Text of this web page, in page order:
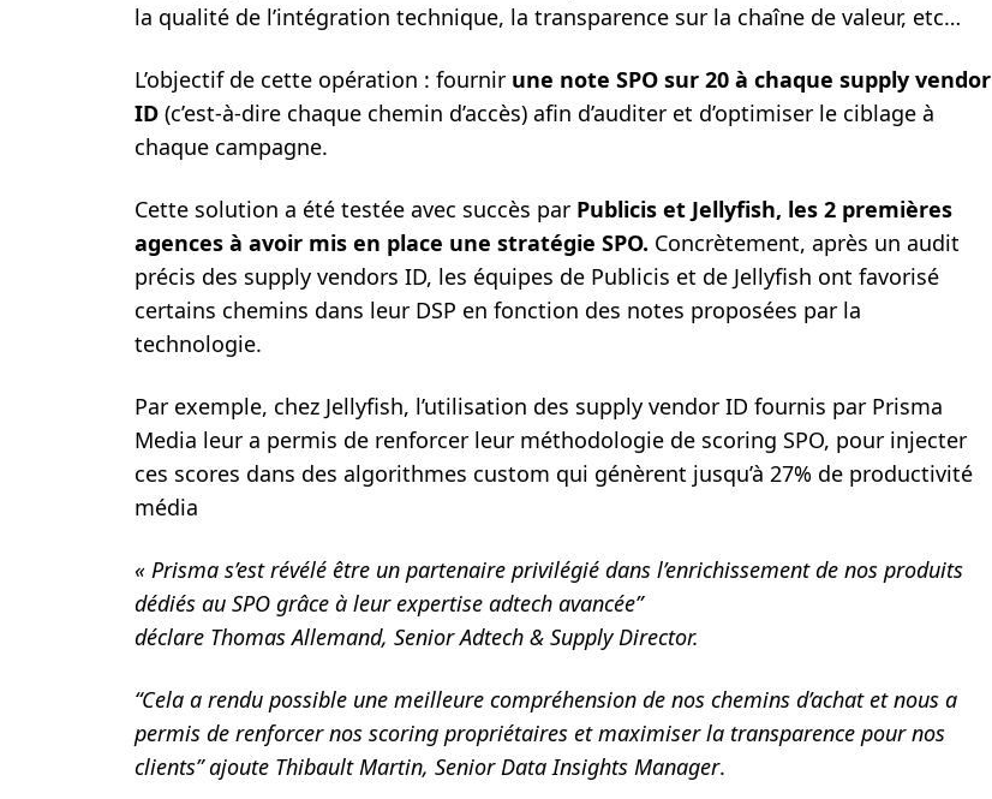
la qualité de l’intégration technique, la transparence sur la chaîne de valeur, etc…
L’objectif de cette opération : fournir une note SPO sur 20 à chaque supply vendor
ID (c’est-à-dire chaque chemin d’accès) afin d’auditer et d’optimiser le ciblage à
chaque campagne.
Cette solution a été testée avec succès par Publicis et Jellyfish, les 2 premières
agences à avoir mis en place une stratégie SPO. Concrètement, après un audit
précis des supply vendors ID, les équipes de Publicis et de Jellyfish ont favorisé
certains chemins dans leur DSP en fonction des notes proposées par la
technologie.
Par exemple, chez Jellyfish, l’utilisation des supply vendor ID fournis par Prisma
Media leur a permis de renforcer leur méthodologie de scoring SPO, pour injecter
ces scores dans des algorithmes custom qui génèrent jusqu’à 27% de productivité
média
« Prisma s’est révélé être un partenaire privilégié dans l’enrichissement de nos produits
dédiés au SPO grâce à leur expertise adtech avancée”
déclare Thomas Allemand, Senior Adtech & Supply Director.
“Cela a rendu possible une meilleure compréhension de nos chemins d’achat et nous a
permis de renforcer nos scoring propriétaires et maximiser la transparence pour nos
clients” ajoute Thibault Martin, Senior Data Insights Manager.